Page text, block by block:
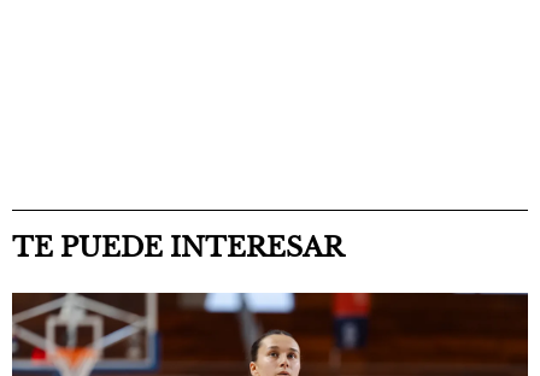
TE PUEDE INTERESAR